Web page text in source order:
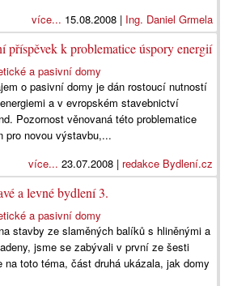
více... 15.08.2008 | Ing. Daniel Grmela
příspěvek k problematice úspory energií
a pasivní domy
o pasivní domy je dán rostoucí nutností
a v evropském stavebnictví
Pozornost věnovaná této problematice
pro novou výstavbu,...
více... 23.07.2008 | redakce Bydlení.cz
a levné bydlení 3.
a pasivní domy
stavby ze slaměných balíků s hliněnými a
jsme se zabývali v první ze šesti
toto téma, část druhá ukázala, jak domy